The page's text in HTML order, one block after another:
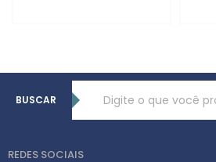
BUSCAR
REDES SOCIAIS